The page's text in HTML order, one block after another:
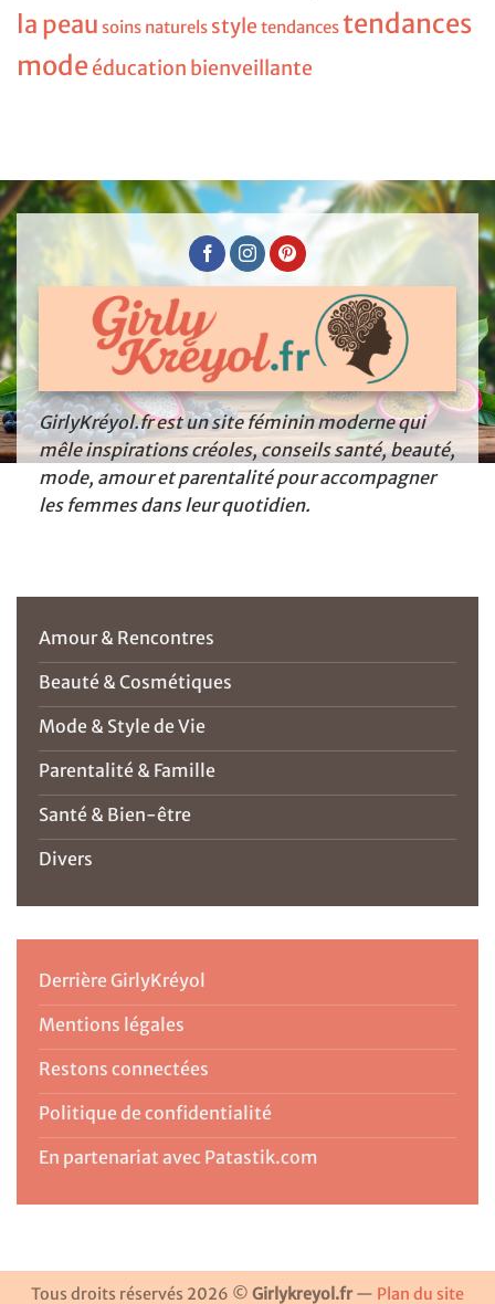
la peau soins naturels style tendances tendances
mode éducation bienveillante
GirlyKréyol.fr est un site féminin moderne qui
mêle inspirations créoles, conseils santé, beauté,
mode, amour et parentalité pour accompagner
les femmes dans leur quotidien.
Amour & Rencontres
Beauté & Cosmétiques
Mode & Style de Vie
Parentalité & Famille
Santé & Bien-être
Divers
Derrière GirlyKréyol
Mentions légales
Restons connectées
Politique de confidentialité
En partenariat avec Patastik.com
Tous droits réservés 2026 © Girlykreyol.fr — Plan du site